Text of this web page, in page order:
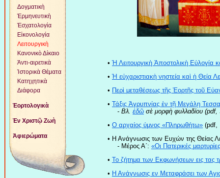
Δογματικὴ
Ἑρμηνευτικὴ
Ἐσχατολογία
Εἰκονολογία
Λειτουργικὴ
Κανονικὸ Δίκαιο
Ἀντι-αιρετικὰ
Ἱστορικὰ Θέματα
Κατηχητικὰ
Διάφορα
Ἑορτολογικὰ
Ἐν Χριστῷ Ζωὴ
Ἀφιερώματα
• Ἡ Λειτουργικὴ Ἀποστολικὴ Εὐλογία
• Ἡ εὐχαριστιακὴ νηστεία καὶ ἡ Θεία
• Περὶ μεταθέσεως τῆς Ἑορτῆς τοῦ
• Τάξις Ἀγρυπνίας ἐν τῇ Μεγάλῃ
- Βλ. ἐδῶ σὲ μορφὴ φυλλαδίου
• O αρχαίος ύμνος «Πληρωθήτω» (pdf,
• Η Ανάγνωσις των Ευχών της Θείας
- Μέρος Α΄: «Οι Πατερικές
• Το ζήτημα των Εκφωνήσεων εις τας
• Η Ανάγνωσις εν Μεταφράσει των